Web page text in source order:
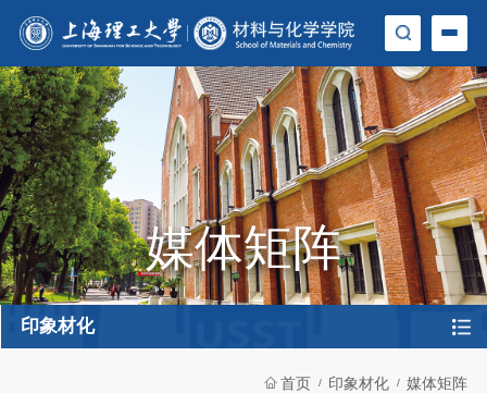
媒体矩阵
印象材化
首页 印象材化 媒体矩阵